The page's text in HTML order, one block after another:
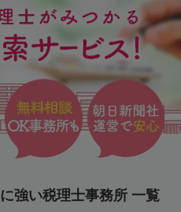
強い税理士事務所 一覧